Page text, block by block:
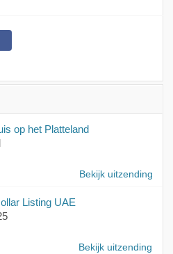
op het Platteland
Bekijk uitzending
Listing UAE
Bekijk uitzending